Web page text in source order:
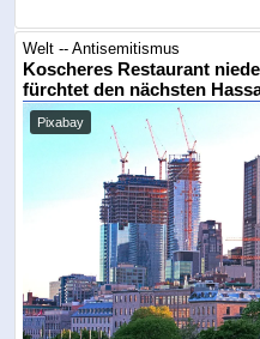
Welt -- Antisemitismus
Koscheres Restaurant
fürchtet den nächsten
Pixabay